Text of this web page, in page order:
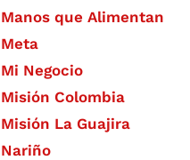
Manos que Alimentan
Meta
Mi Negocio
Misión Colombia
Misión La Guajira
Nariño